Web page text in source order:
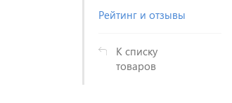
Рейтинг и отзывы
К списку
товаров